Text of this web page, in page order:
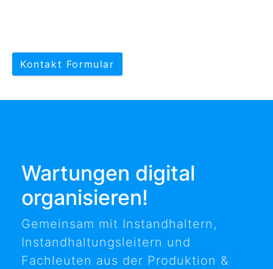
Kontakt Formular
Wartungen digital
organisieren!
Gemeinsam mit Instandhaltern,
Instandhaltungsleitern und
Fachleuten aus der Produktion &